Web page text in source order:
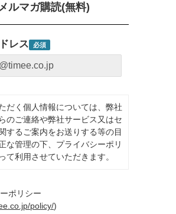
メルマガ購読(無料)
レス
だく個人情報については、弊社
のご連絡や弊社サービス又はセ
するご案内をお送りする等の目
な管理の下、プライバシーポリ
て利用させていただきます。
ポリシー
policy/)